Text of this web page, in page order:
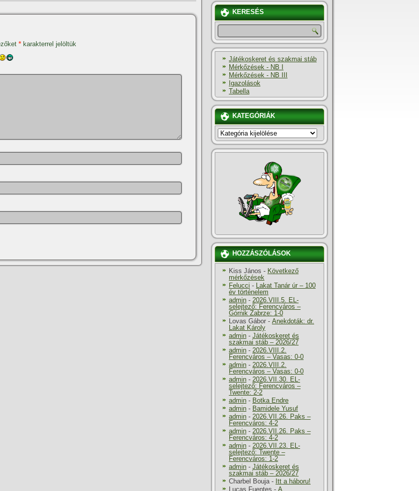
* karakterrel jelöltük
KERESÉS
Játékoskeret és szakmai stáb
Mérkőzések - NB I
Mérkőzések - NB III
Igazolások
Tabella
KATEGÓRIÁK
KATEGÓRIÁK
HOZZÁSZÓLÁSOK
Kiss János - Következő
mérkőzések
Felucci - Lakat Tanár úr – 100
év történelem
admin - 2026.VIII.5. EL-
selejtező: Ferencváros –
Górnik Zabrze: 1-0
Lovas Gábor - Anekdoták: dr.
Lakat Károly
admin - Játékoskeret és
szakmai stáb – 2026/27
admin - 2026.VIII.2.
Ferencváros – Vasas: 0-0
admin - 2026.VIII.2.
Ferencváros – Vasas: 0-0
admin - 2026.VII.30. EL-
selejtező: Ferencváros –
Twente: 2-2
admin - Botka Endre
admin - Bamidele Yusuf
admin - 2026.VII.26. Paks –
Ferencváros: 4-2
admin - 2026.VII.26. Paks –
Ferencváros: 4-2
admin - 2026.VII.23. EL-
selejtező: Twente –
Ferencváros: 1-2
admin - Játékoskeret és
szakmai stáb – 2026/27
Charbel Bouja- Itt a háboru!
Lucas Fuentes - A